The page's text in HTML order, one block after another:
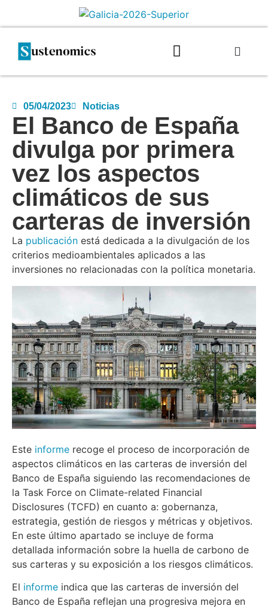
05/04/2023 Noticias
El Banco de España
divulga por primera
vez los aspectos
climáticos de sus
carteras de inversión
La publicación está dedicada a la divulgación de los
criterios medioambientales aplicados a las
inversiones no relacionadas con la política monetaria.
Este informe recoge el proceso de incorporación de
aspectos climáticos en las carteras de inversión del
Banco de España siguiendo las recomendaciones de
la Task Force on Climate-related Financial
Disclosures (TCFD) en cuanto a: gobernanza,
estrategia, gestión de riesgos y métricas y objetivos.
En este último apartado se incluye de forma
detallada información sobre la huella de carbono de
sus carteras y su exposición a los riesgos climáticos.
El informe indica que las carteras de inversión del
Banco de España reflejan una progresiva mejora en